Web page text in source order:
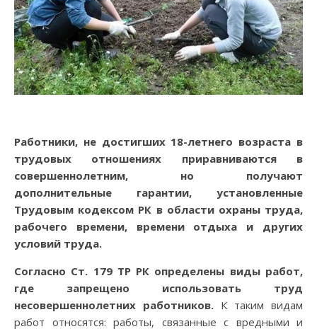
Работники, не достигших 18-летнего возраста в
трудовых отношениях приравниваются в
совершеннолетним, но получают
дополнительные гарантии, установленные
Трудовым кодексом РК в области охраны труда,
рабочего времени, времени отдыха и других
условий труда.
Согласно Ст. 179 ТР РК определены виды работ,
где запрещено использовать труд
несовершеннолетних работников. К таким видам
работ относятся: работы, связанные с вредными и